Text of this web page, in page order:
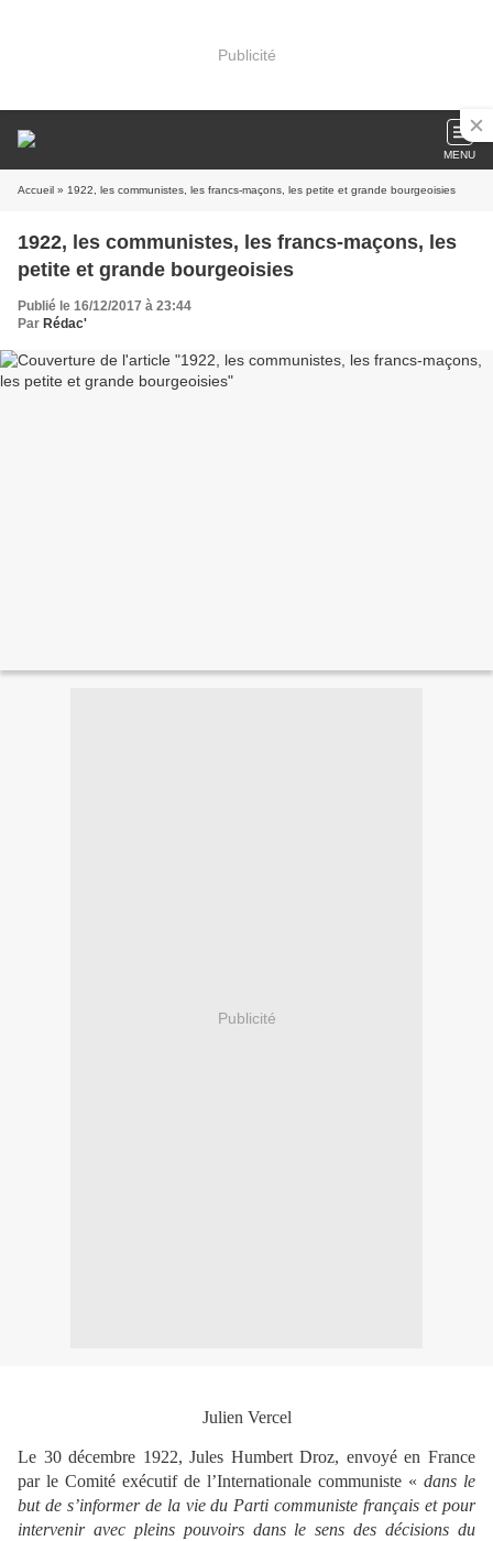
Publicité
MENU
Accueil » 1922, les communistes, les francs-maçons, les petite et grande bourgeoisies
1922, les communistes, les francs-maçons, les
petite et grande bourgeoisies
Publié le 16/12/2017 à 23:44
Par Rédac'
Publicité
Julien Vercel
Le 30 décembre 1922, Jules Humbert Droz, envoyé en France
par le Comité exécutif de l’Internationale communiste « dans le
but de s’informer de la vie du Parti communiste français et pour
intervenir avec pleins pouvoirs dans le sens des décisions du